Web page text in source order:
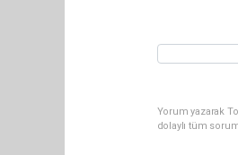
Yorum yazarak
dolaylı tüm